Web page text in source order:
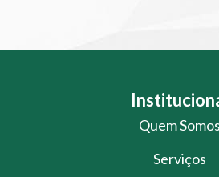
Quem Somos
Serviços